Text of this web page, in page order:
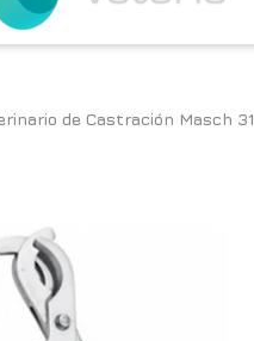
de Castración Masch